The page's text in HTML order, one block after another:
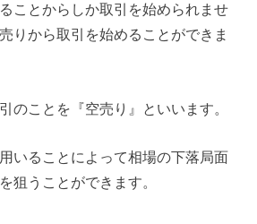
ことからしか取引を始められませ
りから取引を始めることができま
のことを『空売り』といいます。
いることによって相場の下落局面
狙うことができます。